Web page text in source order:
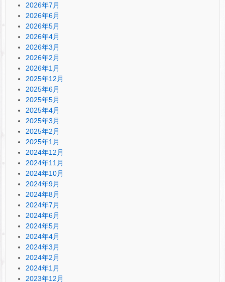
2026年7月
2026年6月
2026年5月
2026年4月
2026年3月
2026年2月
2026年1月
2025年12月
2025年6月
2025年5月
2025年4月
2025年3月
2025年2月
2025年1月
2024年12月
2024年11月
2024年10月
2024年9月
2024年8月
2024年7月
2024年6月
2024年5月
2024年4月
2024年3月
2024年2月
2024年1月
2023年12月